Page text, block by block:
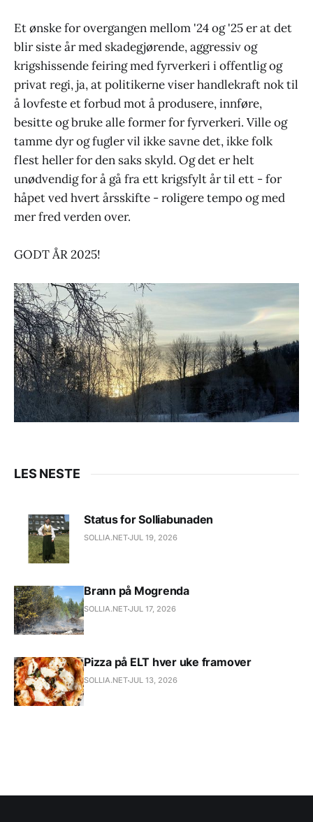
Et ønske for overgangen mellom '24 og '25 er at det
blir siste år med skadegjørende, aggressiv og
krigshissende feiring med fyrverkeri i offentlig og
privat regi, ja, at politikerne viser handlekraft nok til
å lovfeste et forbud mot å produsere, innføre,
besitte og bruke alle former for fyrverkeri. Ville og
tamme dyr og fugler vil ikke savne det, ikke folk
flest heller for den saks skyld. Og det er helt
unødvendig for å gå fra ett krigsfylt år til ett - for
håpet ved hvert årsskifte - roligere tempo og med
mer fred verden over.
GODT ÅR 2025!
LES NESTE
Status for Solliabunaden
SOLLIA.NETJUL 19, 2026
Brann på Mogrenda
SOLLIA.NETJUL 17, 2026
Pizza på ELT hver uke framover
SOLLIA.NETJUL 13, 2026